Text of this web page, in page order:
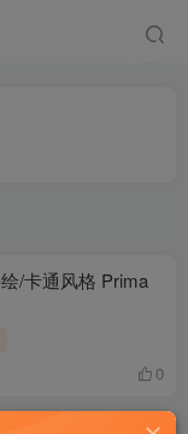
/卡通风格 Prima
0